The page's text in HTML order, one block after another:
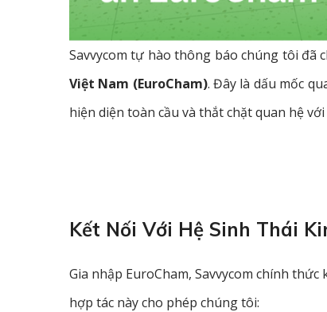
Savvycom tự hào thông báo chúng tôi đã
Việt Nam (EuroCham). Đây là dấu mốc
hiện diện toàn cầu và thắt chặt quan hệ
Kết Nối Với Hệ Sinh Thái
Gia nhập EuroCham, Savvycom chính
hợp tác này cho phép chúng tôi: